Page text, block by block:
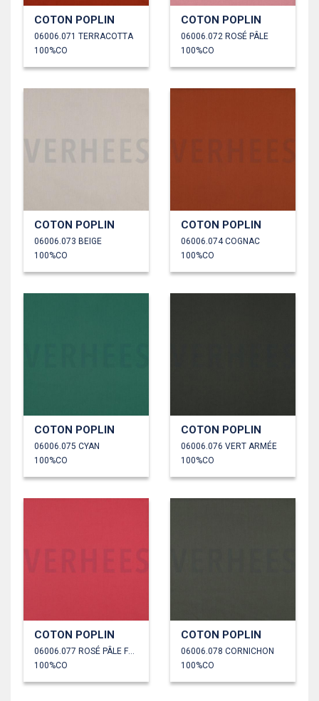
COTON POPLIN
06006.071 TERRACOTTA
100%CO
COTON POPLIN
06006.072 ROSÉ PÂLE
100%CO
COTON POPLIN
06006.073 BEIGE
100%CO
COTON POPLIN
06006.074 COGNAC
100%CO
COTON POPLIN
06006.075 CYAN
100%CO
COTON POPLIN
06006.076 VERT ARMÉE
100%CO
COTON POPLIN
06006.077 ROSÉ PÂLE FONCÉ
100%CO
COTON POPLIN
06006.078 CORNICHON
100%CO